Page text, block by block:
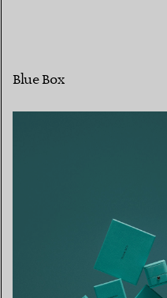
Blue Box